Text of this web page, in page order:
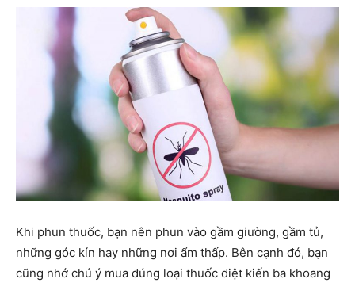
Khi phun thuốc, bạn nên phun vào gầm giường, gầm tủ,
những góc kín hay những nơi ẩm thấp. Bên cạnh đó, bạn
cũng nhớ chú ý mua đúng loại thuốc diệt kiến ba khoang